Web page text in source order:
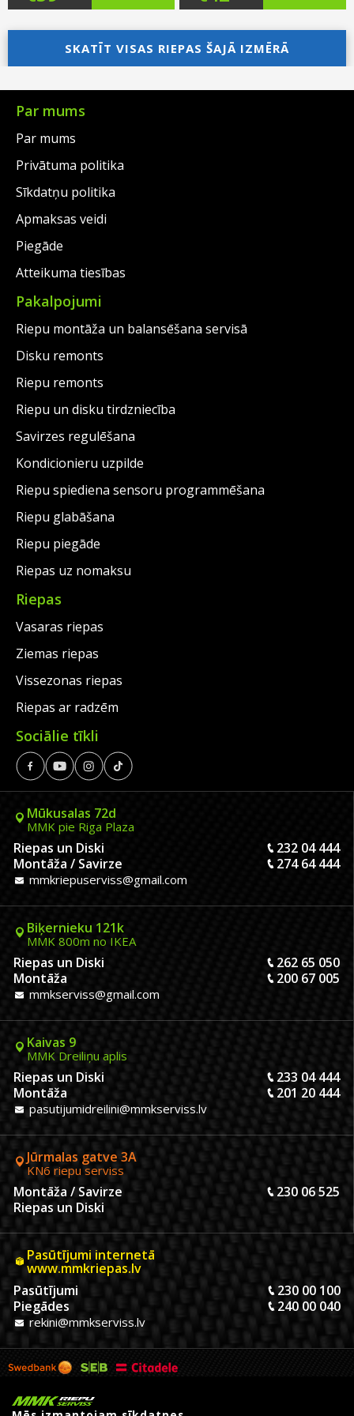
price
was:
€62.00.
Current
price
is:
€39.00.
price
was:
€64.00.
Current
price
is:
SKATĪT VISAS RIEPAS ŠAJĀ IZMĒRĀ
Par mums
Par mums
Privātuma politika
Sīkdatņu politika
Apmaksas veidi
Piegāde
Atteikuma tiesības
Pakalpojumi
Riepu montāža un balansēšana servisā
Disku remonts
Riepu remonts
Riepu un disku tirdzniecība
Savirzes regulēšana
Kondicionieru uzpilde
Riepu spiediena sensoru programmēšana
Riepu glabāšana
Riepu piegāde
Riepas uz nomaksu
Riepas
Vasaras riepas
Ziemas riepas
Vissezonas riepas
Riepas ar radzēm
Sociālie tīkli
Mūkusalas 72d
MMK pie Riga Plaza
Riepas un Diski
232 04 444
Montāža / Savirze
274 64 444
mmkriepuserviss@gmail.com
Biķernieku 121k
MMK 800m no IKEA
Riepas un Diski
262 65 050
Montāža
200 67 005
mmkserviss@gmail.com
Kaivas 9
MMK Dreiliņu aplis
Riepas un Diski
233 04 444
Montāža
201 20 444
pasutijumidreilini@mmkserviss.lv
Jūrmalas gatve 3A
KN6 riepu serviss
Montāža / Savirze
230 06 525
Riepas un Diski
Pasūtījumi internetā
www.mmkriepas.lv
Pasūtījumi
230 00 100
Piegādes
240 00 040
rekini@mmkserviss.lv